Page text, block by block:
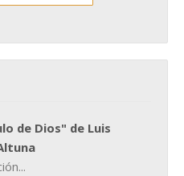
de Dios" de Luis